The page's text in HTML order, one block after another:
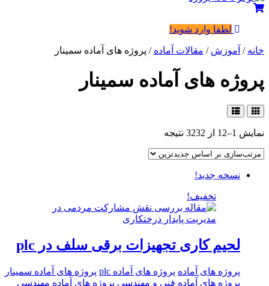
لطفا وارد شوید!
خانه / آموزش / مقالات آماده / پروژه های آماده سمینار
پروژه های آماده سمینار
نمایش 1–12 از 3232 نتیجه
نسخه جدید!
تخفیف!
لحیم کاری تجهیزات برقی سلف در plc
پروژه های آماده پروژه های آماده plc
پروژه های آماده سمینار
پروژه های آماده فنی و مهندسی پروژه های آماده مهندسی